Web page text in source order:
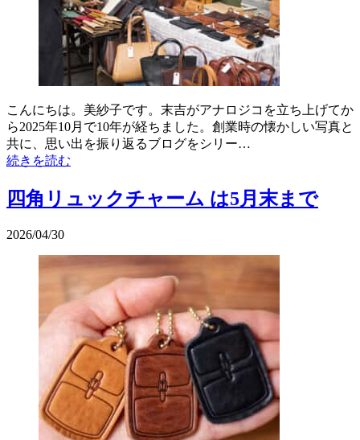
こんにちは。美紗子です。末吉がアナロジコを立ち上げてか
ら2025年10月で10年が経ちました。創業時の懐かしい写真と
共に、思い出を振り返るブログをシリー…
続きを読む
四角リュックチャーム は5月末まで
2026/04/30